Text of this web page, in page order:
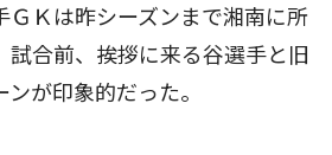
Ｋは昨シーズンまで湘南に所
試合前、挨拶に来る谷選手と旧
が印象的だった。